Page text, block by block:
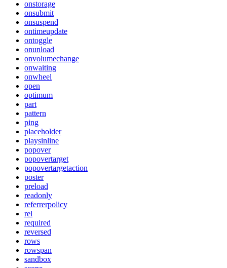
onstorage
onsubmit
onsuspend
ontimeupdate
ontoggle
onunload
onvolumechange
onwaiting
onwheel
open
optimum
part
pattern
ping
placeholder
playsinline
popover
popovertarget
popovertargetaction
poster
preload
readonly
referrerpolicy
rel
required
reversed
rows
rowspan
sandbox